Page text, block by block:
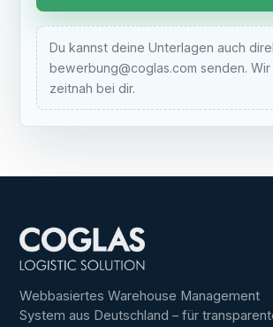
Du kannst deine Unterlagen auch
bewerbung@coglas.com senden. Wir
zeitnah bei dir.
Webbasiertes Warehouse Management
System aus Deutschland – für